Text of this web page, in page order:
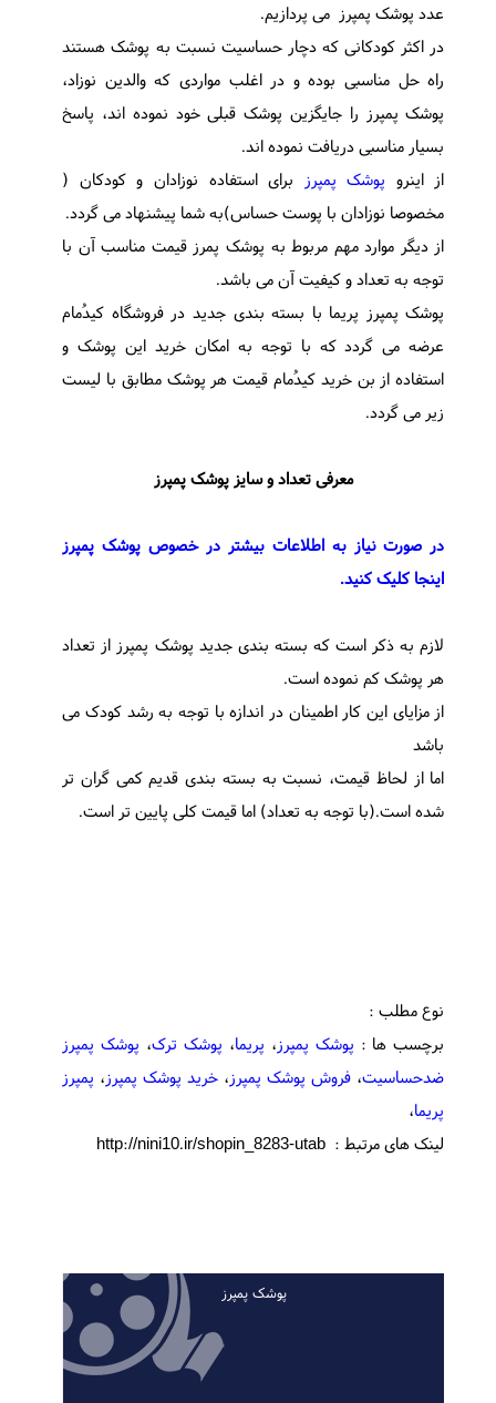
عدد پوشک پمپرز می پردازیم.
در اکثر کودکانی که دچار حساسیت نسبت به پوشک هستند
راه حل مناسبی بوده و در اغلب مواردی که والدین نوزاد،
پوشک پمپرز را جایگزین پوشک قبلی خود نموده اند، پاسخ
بسیار مناسبی دریافت نموده اند.
از اینرو پوشک پمپرز
برای استفاده نوزادان و کودکان (
مخصوصا نوزادان با پوست حساس)به شما پیشنهاد می گردد.
از دیگر موارد مهم مربوط به پوشک پمرز قیمت مناسب آن با
توجه به تعداد و کیفیت آن می باشد.
پوشک پمپرز پریما با بسته بندی جدید در فروشگاه کیدُمام
عرضه می گردد که با توجه به امکان خرید این پوشک و
استفاده از بن خرید کیدُمام قیمت هر پوشک مطابق با لیست
زیر می گردد.
معرفی تعداد و سایز پوشک پمپرز
در صورت نیاز به اطلاعات بیشتر در خصوص پوشک پمپرز
اینجا کلیک کنید.
لازم به ذکر است که بسته بندی جدید پوشک پمپرز از تعداد
هر پوشک کم نموده است.
از مزایای این کار اطمینان در اندازه با توجه به رشد کودک می
باشد
اما از لحاظ قیمت، نسبت به بسته بندی قدیم کمی گران تر
شده است.(با توجه به تعداد) اما قیمت کلی پایین تر است.
نوع مطلب :
برچسب ها : پوشک پمپرز، پریما، پوشک ترک، پوشک پمپرز
ضدحساسیت، فروش پوشک پمپرز، خرید پوشک پمپرز، پمپرز
پریما،
لینک های مرتبط : http://nini10.ir/shopin_8283-utab
پوشک پمپرز